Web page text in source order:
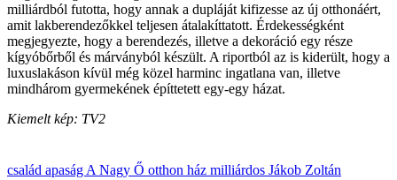
milliárdból futotta, hogy annak a dupláját kifizesse az új otthonáért,
amit lakberendezőkkel teljesen átalakíttatott. Érdekességként
megjegyezte, hogy a berendezés, illetve a dekoráció egy része
kígyóbőrből és márványból készült. A riportból az is kiderült, hogy a
luxuslakáson kívül még közel harminc ingatlana van, illetve
mindhárom gyermekének építtetett egy-egy házat.
Kiemelt kép: TV2
család apaság A Nagy Ő otthon ház milliárdos Jákob Zoltán